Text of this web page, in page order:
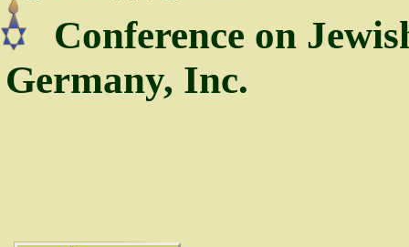
Conference on
Germany, Inc.